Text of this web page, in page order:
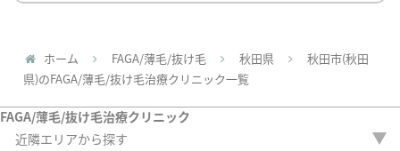
ホーム FAGA/薄毛/抜け毛 秋田県
秋田市(秋田
県)のFAGA/薄毛/抜け毛治療クリニック一覧
FAGA/薄毛/抜け毛治療クリニック
近隣エリアから探す